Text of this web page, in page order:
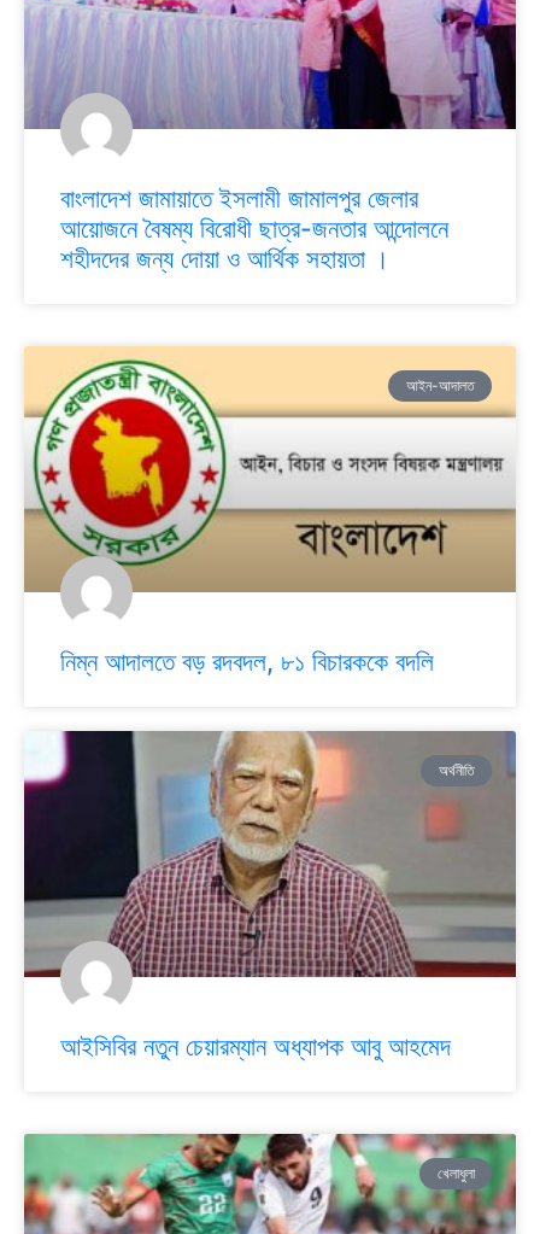
বাংলাদেশ জামায়াতে ইসলামী জামালপুর জেলার
আয়োজনে বৈষম্য বিরোধী ছাত্র-জনতার আন্দোলনে
শহীদদের জন্য দোয়া ও আর্থিক সহায়তা ।
আইন-আদালত
নিম্ন আদালতে বড় রদবদল, ৮১ বিচারককে বদলি
অর্থনীতি
আইসিবির নতুন চেয়ারম্যান অধ্যাপক আবু আহমেদ
খেলাধুলা